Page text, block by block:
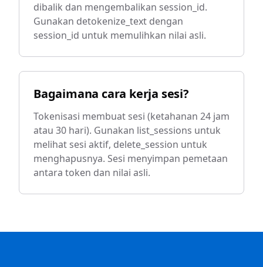
dibalik dan mengembalikan session_id.
Gunakan detokenize_text dengan
session_id untuk memulihkan nilai asli.
Bagaimana cara kerja sesi?
Tokenisasi membuat sesi (ketahanan 24 jam
atau 30 hari). Gunakan list_sessions untuk
melihat sesi aktif, delete_session untuk
menghapusnya. Sesi menyimpan pemetaan
antara token dan nilai asli.